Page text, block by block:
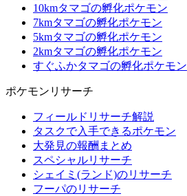
10kmタマゴの孵化ポケモン
7kmタマゴの孵化ポケモン
5kmタマゴの孵化ポケモン
2kmタマゴの孵化ポケモン
すぐふかタマゴの孵化ポケモン
ポケモンリサーチ
フィールドリサーチ解説
タスクで入手できるポケモン
大発見の報酬まとめ
スペシャルリサーチ
シェイミ(ランド)のリサーチ
フーパのリサーチ